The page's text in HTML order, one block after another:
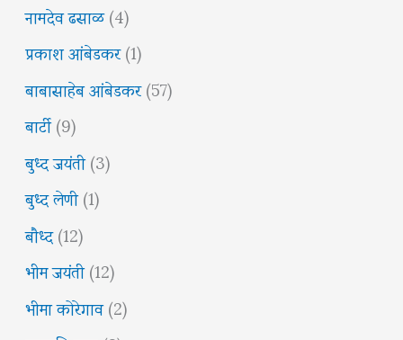
नामदेव ढसाळ(4)
प्रकाश आंबेडकर(1)
बाबासाहेब आंबेडकर(57)
बार्टी(9)
बुध्द जयंती(3)
बुध्द लेणी(1)
बौध्द(12)
भीम जयंती(12)
भीमा कोरेगाव(2)